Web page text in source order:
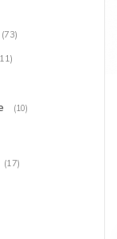
(73)
(10)
(17)